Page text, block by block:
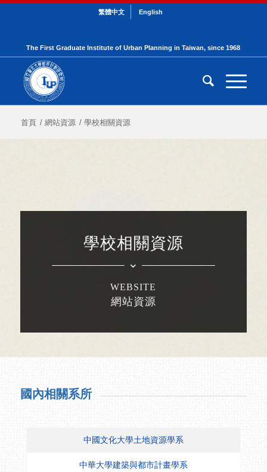
繁體中文 English
The First Graduate Institute of Urban Planning in Taiwan, since 1968
首頁 / 網站資源 / 學校相關資源
學校相關資源
WEBSITE
網站資源
國內相關系所
中國文化大學土地資源學系
中華大學建築與都市計畫學系